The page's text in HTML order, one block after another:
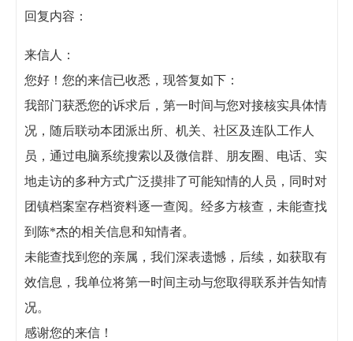
回复内容：
来信人：
您好！您的来信已收悉，现答复如下：
我部门获悉您的诉求后，第一时间与您对接核实具体情
况，随后联动本团派出所、机关、社区及连队工作人
员，通过电脑系统搜索以及微信群、朋友圈、电话、实
地走访的多种方式广泛摸排了可能知情的人员，同时对
团镇档案室存档资料逐一查阅。经多方核查，未能查找
到陈*杰的相关信息和知情者。
未能查找到您的亲属，我们深表遗憾，后续，如获取有
效信息，我单位将第一时间主动与您取得联系并告知情
况。
感谢您的来信！